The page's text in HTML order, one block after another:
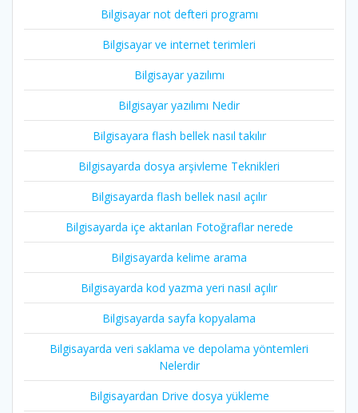
Bilgisayar not defteri programı
Bilgisayar ve internet terimleri
Bilgisayar yazılımı
Bilgisayar yazılımı Nedir
Bilgisayara flash bellek nasıl takılır
Bilgisayarda dosya arşivleme Teknikleri
Bilgisayarda flash bellek nasıl açılır
Bilgisayarda içe aktarılan Fotoğraflar nerede
Bilgisayarda kelime arama
Bilgisayarda kod yazma yeri nasıl açılır
Bilgisayarda sayfa kopyalama
Bilgisayarda veri saklama ve depolama yöntemleri
Nelerdir
Bilgisayardan Drive dosya yükleme